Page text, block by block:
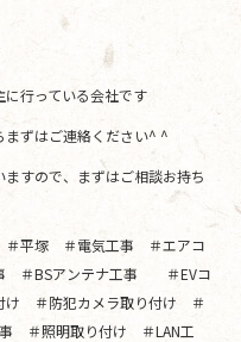
行っている会社です
まずはご連絡ください^ ^
すので、まずはご相談お持ち
平塚 ＃電気工事 ＃エアコ
＃BSアンテナ工事 ＃EVコ
け ＃防犯カメラ取り付け ＃
＃照明取り付け ＃LAN工